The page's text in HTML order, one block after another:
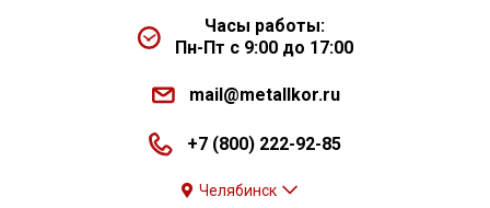
Часы работы:
Пн-Пт с 9:00 до 17:00
mail@metallkor.ru
+7 (800) 222-92-85
Челябинск